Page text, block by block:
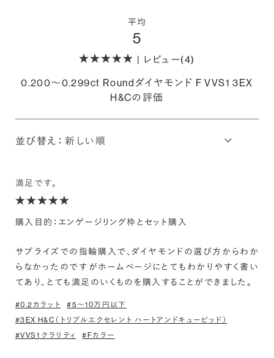
平均
5
| レビュー(4)
0.200〜0.299ct Roundダイヤモンド F VVS1 3EX
H&Cの評価
並び替え：
満足です。
購入目的：エンゲージリング枠とセット購入
サプライズでの指輪購入で、ダイヤモンドの選び方からわか
らなかったのですがホームページにとてもわかりやすく書い
てあり、とても満足のいくものを購入することができました。
#0.2カラット
#5〜10万円以下
#3EX H&C（トリプルエクセレント ハートアンドキューピッド）
#VVS1 クラリティ
#Fカラー